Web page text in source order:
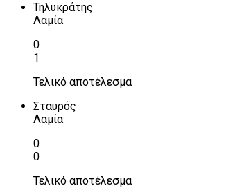
Τηλυκράτης
Λαμία
0
1
Τελικό αποτέλεσμα
Σταυρός
Λαμία
0
0
Τελικό αποτέλεσμα